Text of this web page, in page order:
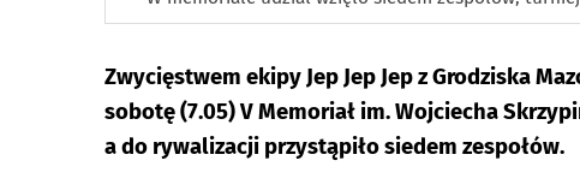
Zwycięstwem ekipy Jep Jep Jep z Grodziska
sobotę (7.05) V Memoriał im. Wojciecha
a do rywalizacji przystąpiło siedem zespołów.